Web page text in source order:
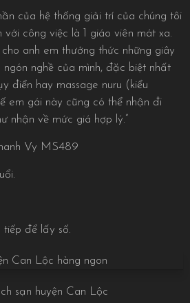
của hệ thống giải trí của chúng tôi
công việc là 1 giáo viên mát xa.
anh em thưởng thức những giây
ngón nghề của mình, đặc biệt nhất
điển hay massage nuru (kiểu
em gái này cũng có thể nhận đi
nhận về mức giá hợp lý.”
Vy MS489
để lấy số.
sạn huyện Can Lộc